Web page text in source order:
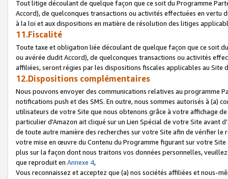
Tout litige découlant de quelque façon que ce soit du Programme
Accord), de quelconques transactions ou activités effectuées en vertu
à la loi et aux dispositions en matière de résolution des litiges
11.Fiscalité
Toute taxe et obligation liée découlant de quelque façon que ce soit
ou avérée dudit Accord), de quelconques transactions ou activités
affiliées, seront régies par les dispositions fiscales applicables au Site
12.Dispositions complémentaires
Nous pouvons envoyer des communications relatives au programme
notifications push et des SMS. En outre, nous sommes autorisés à
utilisateurs de votre Site que nous obtenons grâce à votre affichage
particulier d'Amazon ait cliqué sur un Lien Spécial de votre Site avant
de toute autre manière des recherches sur votre Site afin de vérifier
votre mise en œuvre du Contenu du Programme figurant sur votre
plus sur la façon dont nous traitons vos données personnelles,
que reproduit en Annexe 4,
Vous reconnaissez et acceptez que (a) nos sociétés affiliées et nous-